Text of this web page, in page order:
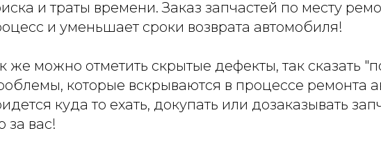
и траты времени. Заказ запчастей по месту
и уменьшает сроки возврата автомобиля!
же можно отметить скрытые дефекты, так сказать
которые вскрываются в процессе ремонта
куда то ехать, докупать или дозаказывать
за вас!